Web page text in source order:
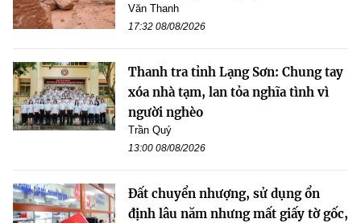
Văn Thanh
17:32 08/08/2026
Thanh tra tỉnh Lạng Sơn: Chung tay
xóa nhà tạm, lan tỏa nghĩa tình vì
người nghèo
Trần Quý
13:00 08/08/2026
Đất chuyển nhượng, sử dụng ổn
định lâu năm nhưng mất giấy tờ gốc,